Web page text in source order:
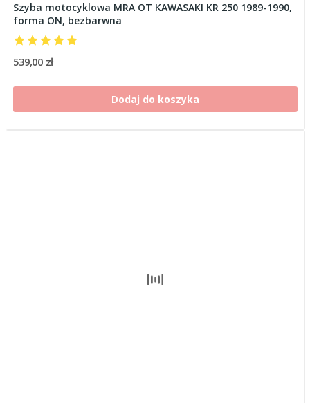
Szyba motocyklowa MRA OT KAWASAKI KR 250 1989-1990,
forma ON, bezbarwna
539,00 zł
Dodaj do koszyka